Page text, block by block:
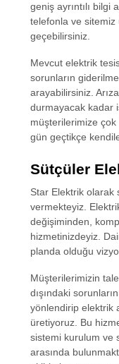
geniş ayrıntılı bilgi
telefonla ve sitemiz
geçebilirsiniz.
Mevcut elektrik
sorunların
arayabilirsiniz.
durmayacak kadar
müşterilerimize
gün geçtikçe
Sütçüler
Star Elektrik olarak
vermekteyiz.
değişiminden,
hizmetinizdeyiz.
planda olduğu
Müşterilerimizin
dışındaki
yönlendirip elektrik
üretiyoruz. Bu
sistemi kurulum ve
arasında